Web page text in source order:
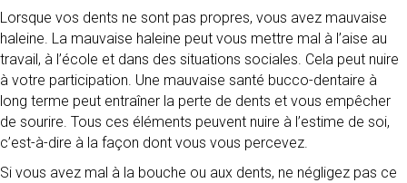
Lorsque vos dents ne sont pas propres, vous avez mauvaise
haleine. La mauvaise haleine peut vous mettre mal à l’aise au
travail, à l’école et dans des situations sociales. Cela peut nuire
à votre participation. Une mauvaise santé bucco-dentaire à
long terme peut entraîner la perte de dents et vous empêcher
de sourire. Tous ces éléments peuvent nuire à l’estime de soi,
c’est-à-dire à la façon dont vous vous percevez.
Si vous avez mal à la bouche ou aux dents, ne négligez pas ce